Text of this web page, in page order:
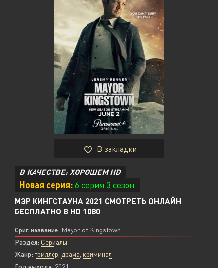
В закладки
В КАЧЕСТВЕ: ХОРОШЕМ HD
Новая серия: 6 серия 3 сезон
МЭР КИНГСТАУНА 2021 СМОТРЕТЬ ОНЛАЙН
БЕСПЛАТНО В HD 1080
Ориг. название: Mayor of Kingstown
Раздел: Сериалы
Жанр: триллер драма криминал
Год выхода: 2021